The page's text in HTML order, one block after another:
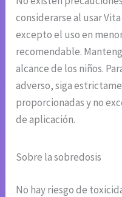
considerarse al usar
excepto el uso en
recomendable.
alcance de los niños.
adverso, siga
proporcionadas y no
de aplicación.
Sobre la sobredosis
No hay riesgo de